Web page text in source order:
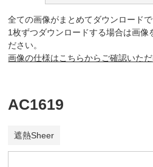
全ての画像がまとめてダウンロードで
1枚ずつダウンロードする場合は画像
ださい。
画像の仕様はこちらからご確認いただ
AC1619
遮熱Sheer